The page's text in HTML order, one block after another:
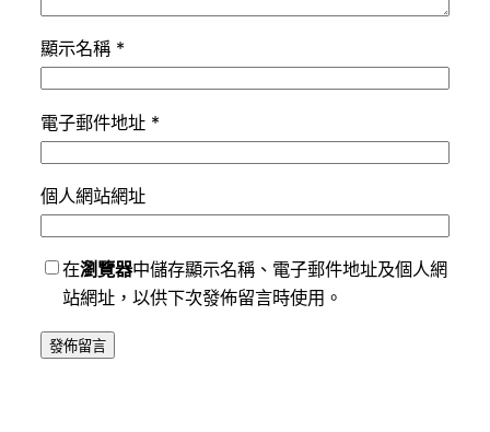
顯示名稱 *
電子郵件地址 *
個人網站網址
在瀏覽器中儲存顯示名稱、電子郵件地址及個人網
站網址，以供下次發佈留言時使用。